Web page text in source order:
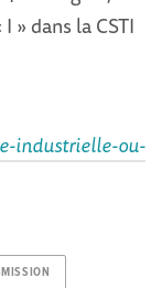
» dans la CSTI
industrielle-ou-